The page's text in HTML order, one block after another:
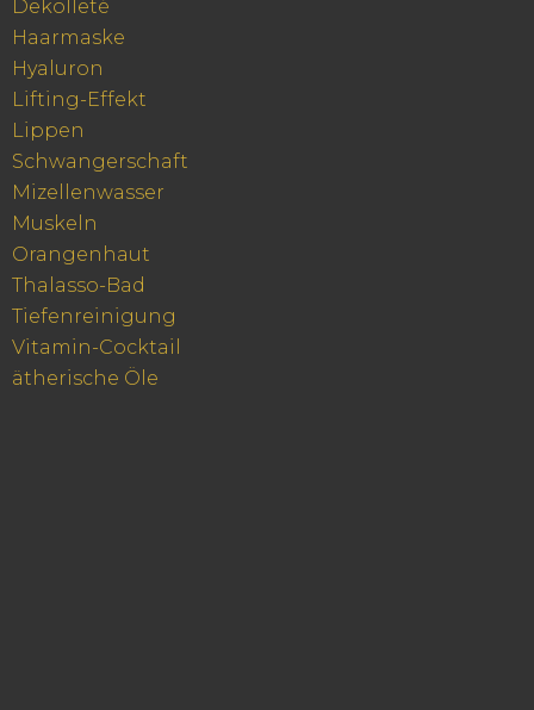
Dekolleté
Haarmaske
Hyaluron
Lifting-Effekt
Lippen
Schwangerschaft
Mizellenwasser
Muskeln
Orangenhaut
Thalasso-Bad
Tiefenreinigung
Vitamin-Cocktail
ätherische Öle